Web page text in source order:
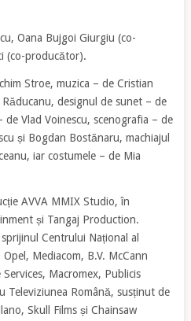
Oana Bujgoi Giurgiu (co-
(co-producător).
Stroe, muzica – de Cristian
designul de sunet – de
Vlad Voinescu, scenografia – de
și Bogdan Bostănaru, machiajul
iar costumele – de Mia
AVVA MMIX Studio, în
și Tangaj Production.
Centrului Național al
Mediacom, B.V. McCann
Macromex, Publicis
Televiziunea Română, susținut de
Skull Films și Chainsaw